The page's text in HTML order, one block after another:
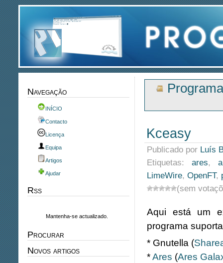
Kceasy
Publicado por Luís
Etiquetas: ares,
LimeWire, OpenFT,
(sem
Aqui está um
programa
* Gnutella (
*Ares (Ares
Navegação
INÍCIO
Contacto
Licença
Equipa
Artigos
Ajudar
Rss
Mantenha-se actualizado.
Procurar
Novos artigos